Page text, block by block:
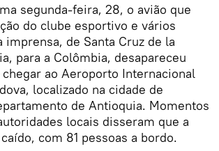
segunda-feira, 28, o avião que
do clube esportivo e vários
imprensa, de Santa Cruz de la
para a Colômbia, desapareceu
ao Aeroporto Internacional
localizado na cidade de
de Antioquia. Momentos
locais disseram que a
com 81 pessoas a bordo.